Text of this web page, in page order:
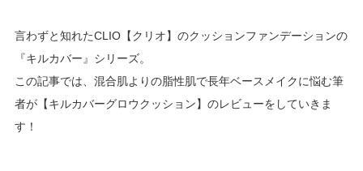
言わずと知れたCLIO【クリオ】のクッションファンデーションの
『キルカバー』シリーズ。
この記事では、混合肌よりの脂性肌で長年ベースメイクに悩む筆
者が【キルカバーグロウクッション】のレビューをしていきま
す！